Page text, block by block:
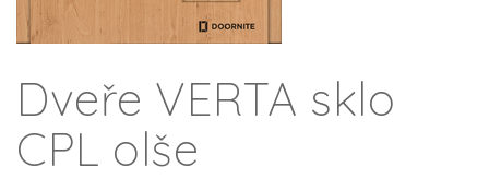
Dveře VERTA sklo
CPL olše